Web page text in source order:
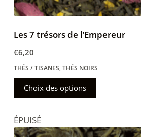
Les 7 trésors de l’Empereur
€6,20
THÉS / TISANES,THÉS NOIRS
Choix des options
produit
a
plusieurs
ÉPUISÉ